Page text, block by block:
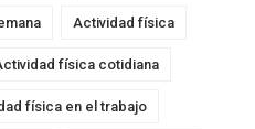
Actividad física
física cotidiana
física en el trabajo